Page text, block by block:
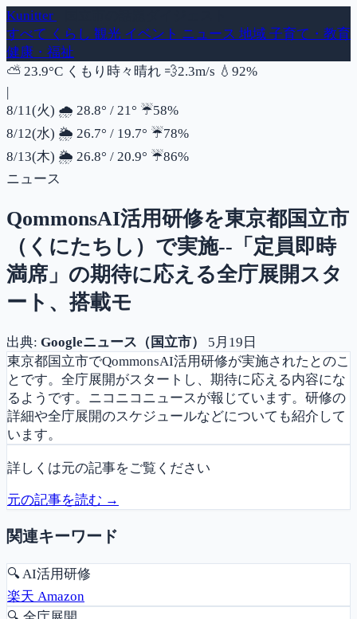
Kunitter
すべて くらし 観光 イベント ニュース 地域 子育て・教育
健康・福祉
⛅ 23.9°C くもり時々晴れ 💨風速
2.3m/s 💧 湿度
92%
|
8/11(火) 🌧️ 28.8° / 21° ☔降水確率
58%
8/12(水) 🌦️ 26.7° / 19.7° ☔降水確率
78%
8/13(木) 🌦️ 26.8° / 20.9° ☔降水確率
86%
ニュース
QommonsAI活用研修を東京都国立市
（くにたちし）で実施--「定員即時
満席」の期待に応える全庁展開スタ
ート、搭載モ
出典: Googleニュース（国立市）
5月19日
東京都国立市でQommonsAI活用研修が実施されたとのこ
とです。全庁展開がスタートし、期待に応える内容にな
るようです。ニコニコニュースが報じています。研修の
詳細や全庁展開のスケジュールなどについても紹介して
います。
詳しくは元の記事をご覧ください
元の記事を読む →
関連キーワード
🔍AI活用研修
楽天 Amazon